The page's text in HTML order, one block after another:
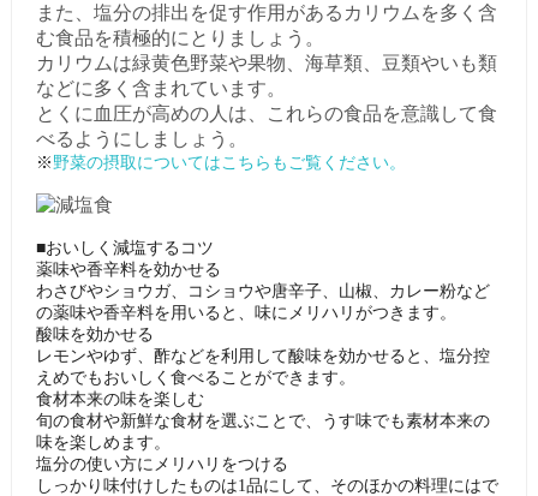
また、塩分の排出を促す作用があるカリウムを多く含
む食品を積極的にとりましょう。
カリウムは緑黄色野菜や果物、海草類、豆類やいも類
などに多く含まれています。
とくに血圧が高めの人は、これらの食品を意識して食
べるようにしましょう。
※ 野菜の摂取についてはこちらもご覧ください。
■おいしく減塩するコツ
薬味や香辛料を効かせる
わさびやショウガ、コショウや唐辛子、山椒、カレー粉など
の薬味や香辛料を用いると、味にメリハリがつきます。
酸味を効かせる
レモンやゆず、酢などを利用して酸味を効かせると、塩分控
えめでもおいしく食べることができます。
食材本来の味を楽しむ
旬の食材や新鮮な食材を選ぶことで、うす味でも素材本来の
味を楽しめます。
塩分の使い方にメリハリをつける
しっかり味付けしたものは1品にして、そのほかの料理にはで